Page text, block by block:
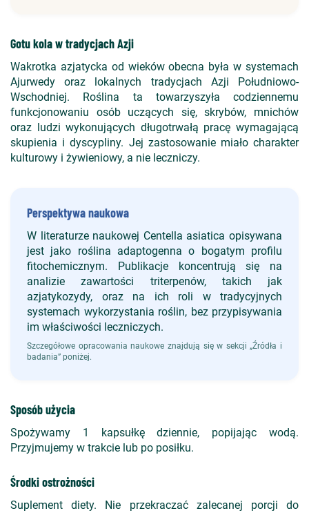
Gotu kola w tradycjach Azji
Wakrotka azjatycka od wieków obecna była w systemach
Ajurwedy oraz lokalnych tradycjach Azji Południowo-
Wschodniej. Roślina ta towarzyszyła codziennemu
funkcjonowaniu osób uczących się, skrybów, mnichów
oraz ludzi wykonujących długotrwałą pracę wymagającą
skupienia i dyscypliny. Jej zastosowanie miało charakter
kulturowy i żywieniowy, a nie leczniczy.
Perspektywa naukowa
W literaturze naukowej Centella asiatica opisywana
jest jako roślina adaptogenna o bogatym profilu
fitochemicznym. Publikacje koncentrują się na
analizie zawartości triterpenów, takich jak
azjatykozydy, oraz na ich roli w tradycyjnych
systemach wykorzystania roślin, bez przypisywania
im właściwości leczniczych.
Szczegółowe opracowania naukowe znajdują się w sekcji „Źródła i
badania” poniżej.
Sposób użycia
Spożywamy 1 kapsułkę dziennie, popijając wodą.
Przyjmujemy w trakcie lub po posiłku.
Środki ostrożności
Suplement diety. Nie przekraczać zalecanej porcji do